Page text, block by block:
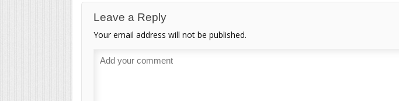
Leave a Reply
Your email address will not be published.